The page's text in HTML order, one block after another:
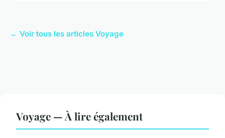
← Voir tous les articles Voyage
Voyage — À lire également